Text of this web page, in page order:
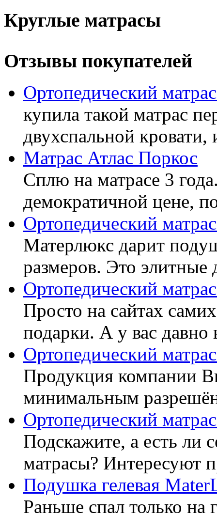
Круглые матрасы
Отзывы покупателей
Ортопедический
купила такой матрас
двухспальной
Матрас Атлас Поркос
Сплю на матрасе 3
демократичной цене,
Ортопедический
Матерлюкс дарит
размеров. Это элитные
Ортопедический
Просто на сайтах
подарки. А у вас
Ортопедический
Продукция компании
минимальным
Ортопедический
Подскажите, а есть ли
матрасы? Интересуют
Подушка гелевая
Раньше спал только на